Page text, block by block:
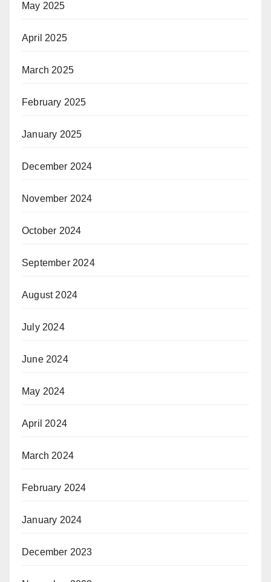
May 2025
April 2025
March 2025
February 2025
January 2025
December 2024
November 2024
October 2024
September 2024
August 2024
July 2024
June 2024
May 2024
April 2024
March 2024
February 2024
January 2024
December 2023